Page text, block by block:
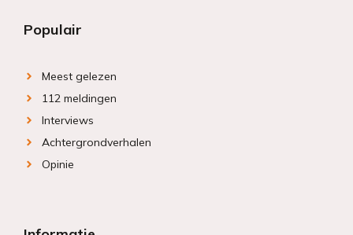
Populair
Meest gelezen
112 meldingen
Interviews
Achtergrondverhalen
Opinie